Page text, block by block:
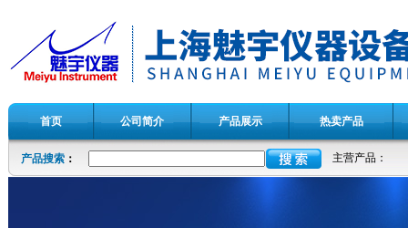
首页 公司简介 产品展示 热卖产品
产品搜索 ： 主营产品：